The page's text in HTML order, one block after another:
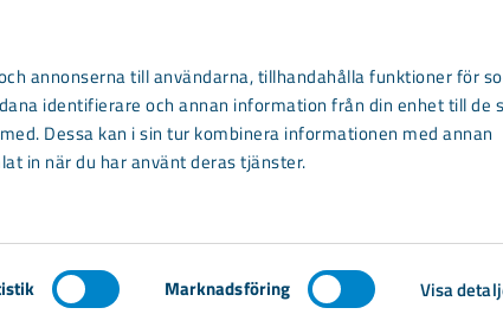
annonserna till användarna, tillhandahålla funktioner för
identifierare och annan information från din enhet till de
Dessa kan i sin tur kombinera informationen med annan
in när du har använt deras tjänster.
Marknadsföring Visa
Information om
Kontakta oss